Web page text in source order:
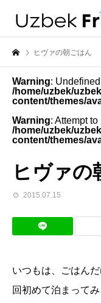
ヒヴァの朝ごはん
Warning:
/home/uzbek/
content/themes/
Warning: Attempt
/home/uzbek/
content/themes/
ヒヴァの
2015.07.15
いつもは、ごはん
回初めて泊まって